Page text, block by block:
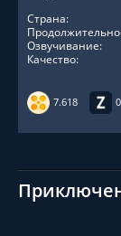
7.618 0
Страна:
Озвучивание:
Качество: